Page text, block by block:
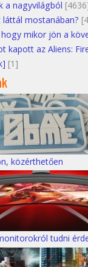
a nagyvilágból
mostanában?
mikor jön a
kapott az Aliens:
[1]
közérthetően
tudni